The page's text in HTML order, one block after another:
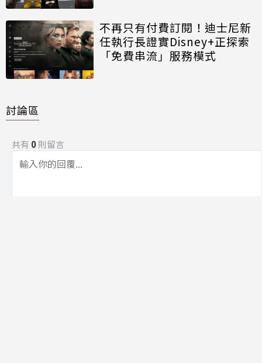
不再只有付費訂閱！迪士尼新
任執行長證實Disney+正探索
「免費串流」服務模式
討論區
共有 0則留言